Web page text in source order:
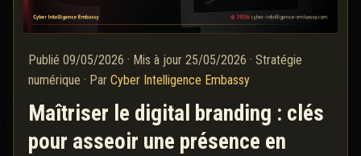
Publié 09/05/2026 · Mis à jour 25/05/2026 · Stratégie
numérique · Par Cyber Intelligence Embassy
Maîtriser le digital branding : clés
pour asseoir une présence en